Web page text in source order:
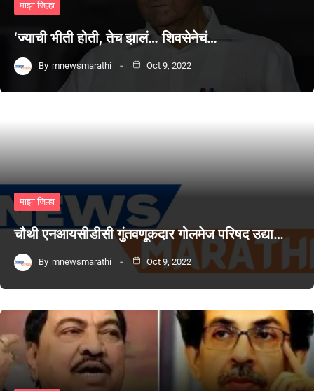
माझा जिल्हा
‘ज्याची भीती होती, तेच झालं… शिवसेनेचं…
By mnewsmarathi Oct 9, 2022
माझा जिल्हा
चौथी एनआयसीडीसी गुंतवणूकदार गोलमेज परिषद उद्या…
By mnewsmarathi Oct 9, 2022